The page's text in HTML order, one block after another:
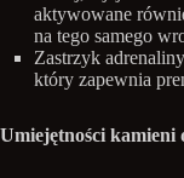
aktywowane
na tego samego
Zastrzyk
który zapewnia
Umiejętności kamieni